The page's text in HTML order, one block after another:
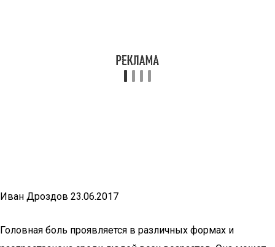
Иван Дроздов 23.06.2017
Головная боль проявляется в различных формах и